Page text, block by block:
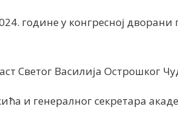
године у конгресној дворани
Светог Василија Острошког
и генералног секретара